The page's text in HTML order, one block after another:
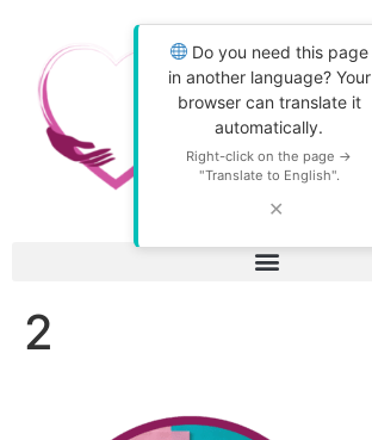
Do you need this page
in another language? Your
browser can translate it
automatically.
Right-click on the page →
"Translate to English".
✕
2